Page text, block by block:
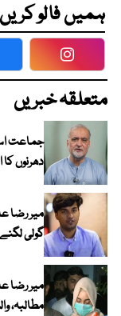
ہمیں فالو کریں
متعلقہ خبریں
دھرنوں
میر رضا
گولی
میر رضا
مطالبہ،